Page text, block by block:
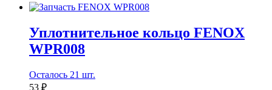
Уплотнительное кольцо FENOX
WPR008
Осталось 21 шт.
53 ₽